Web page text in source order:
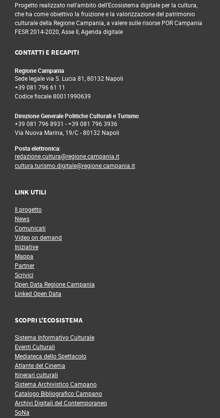
Progetto realizzato nell'ambito dell'Ecosistema digitale per la cultura,
che ha come obiettivo la fruizione e la valorizzazione del patrimonio
culturale della Regione Campania, a valere sulle risorse POR Campania
FESR 2014-2020, Asse II, Agenda digitale
CONTATTI E RECAPITI
Regione Campania
Sede legale via S. Lucia 81, 80132 Napoli
+39 081 796 61 11
Codice fiscale 80011990639
Direzione Generale Politiche Culturali e Turismo
+39 081 796 8931 -+39 081 796 3936
Via Nuova Marina, 19/C - 80132 Napoli
Posta elettronica:
redazione.cultura@regione.campania.it
cultura.turismo.digitale@regione.campania.it
LINK UTILI
Il progetto
News
Comunicati
Video on demand
Iniziative
Mappa
Partner
Scrivici
Open Data Regione Campania
Linked Open Data
SCOPRI L'ECOSISTEMA
Sistema Informativo Culturale
Eventi Culturali
Mediateca dello Spettacolo
Atlante del Cinema
Itinerari culturali
Sistema Archivistico Campano
Catalogo Bibliografico Campano
Archivi Digitali del Contemporaneo
SoNa